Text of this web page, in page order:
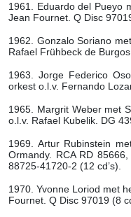
1961. Eduardo del Pueyo
Jean Fournet. Q Disc
1962. Gonzalo Soriano
Rafael Frühbeck de
1963. Jorge Federico
orkest o.l.v. Fernando
1965. Margrit Weber met
o.l.v. Rafael Kubelik. DG
1969. Artur Rubinstein
Ormandy. RCA RD
88725-41720-2 (12 cd’s).
1970. Yvonne Loriod met
Fournet. Q Disc 97019 (8